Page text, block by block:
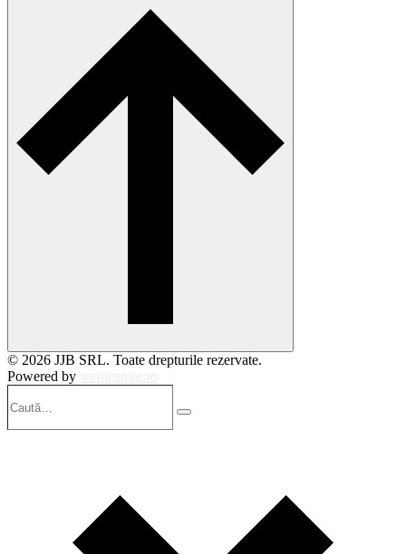
© 2026 JJB SRL. Toate drepturile rezervate.
Powered by
Search